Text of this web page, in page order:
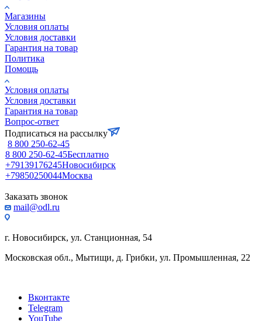
Магазины
Условия оплаты
Условия доставки
Гарантия на товар
Политика
Помощь
Условия оплаты
Условия доставки
Гарантия на товар
Вопрос-ответ
Подписаться на рассылку
8 800 250-62-45
8 800 250-62-45Бесплатно
+79139176245Новосибирск
+79850250044Москва
Заказать звонок
mail@odl.ru
г. Новосибирск, ул. Станционная, 54
Московская обл., Мытищи, д. Грибки, ул. Промышленная, 22
Вконтакте
Telegram
YouTube